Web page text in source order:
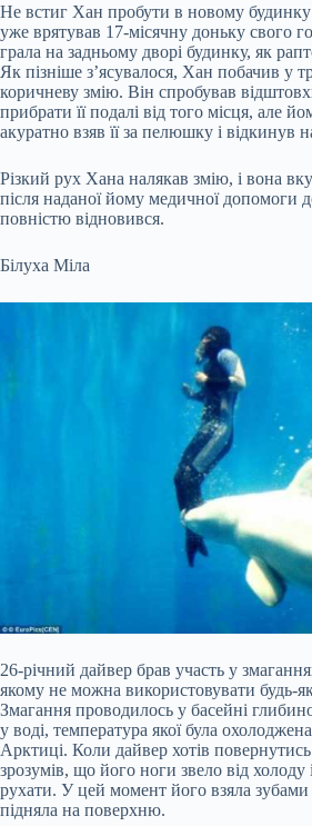
Не встиг Хан пробути в новому будинку
уже врятував 17-місячну доньку свого
грала на задньому дворі будинку, як
Як пізніше з’ясувалося, Хан побачив у
коричневу змію. Він спробував
прибрати її подалі від того місця, але
акуратно взяв її за пелюшку і відкинув
Різкий рух Хана налякав змію, і вона
після наданої йому медичної допомоги
повністю відновився.
Білуха Міла
26-річний дайвер брав участь у
якому не можна використовувати будь-
Змагання проводилось у басейні
у воді, температура якої була
Арктиці. Коли дайвер хотів
зрозумів, що його ноги звело від
рухати. У цей момент його взяла зубами
підняла на поверхню.